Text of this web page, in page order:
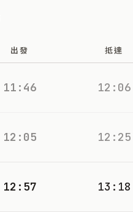
出發 抵達
11:46 12:06
12:05 12:25
12:57 13:18